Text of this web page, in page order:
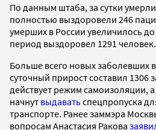
По данным штаба, за сутки
полностью выздоровели 246
умерших в России увеличилось до
период выздоровел 1291 человек.
Больше всего новых заболевших
суточный прирост составил 1306
действует режим самоизоляции,
начнут выдаватьспецпропуска
транспорте. Ранее заммэра
вопросам Анастасия Ракова